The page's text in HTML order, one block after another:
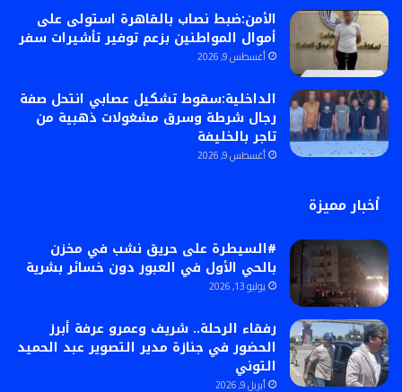
الأمن:ضبط نصاب بالقاهرة استولى على
أموال المواطنين بزعم توفير تأشيرات سفر
أغسطس 9, 2026
الداخلية:سقوط تشكيل عصابي انتحل صفة
رجال شرطة وسرق مشغولات ذهبية من
تاجر بالخليفة
أغسطس 9, 2026
أخبار مميزة
#السيطرة على حريق نشب في مخزن
بالحي الأول في العبور دون خسائر بشرية
يوليو 13, 2026
رفقاء الرحلة.. شريف وعمرو عرفة أبرز
الحضور في جنازة مدير التصوير عبد الحميد
التوني
أبريل 9, 2026